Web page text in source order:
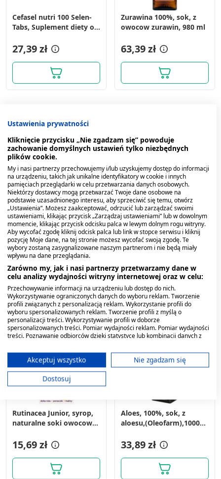
Cefasel nutri 100 Selen-
Tabs, Suplement diety o
selenu 5,7 g, tabletki, 20
szt.
27,39 zł
Zurawina 100%, sok, z
owocow zurawin, 980 ml
63,39 zł
Zurawina 100%, sok, z
owocow zurawin, 490 ml
34,09 zł
Aloes, 100%, sok, z
aloesu z miazsz,
(Oleofarm),1000 ml
35,09 zł
Rutinacea Junior, syrop,
naturalne soki owocowe,
15,69 zł
Aloes, 100%, sok, z
aloesu,(Oleofarm),1000
33,89 zł
Ustawienia prywatności
Kliknięcie przycisku „Nie zgadzam się” powoduje
zachowanie domyślnych ustawień tylko niezbędnych
plików cookie.
My i nasi partnerzy przechowujemy i/lub uzyskujemy dostęp do informacji
na urządzeniu, takich jak unikalne identyfikatory w cookie i innych
pamięciach przeglądarki w celu przetwarzania danych osobowych.
Niektórzy dostawcy mogą przetwarzać Twoje dane osobowe na
podstawie uzasadnionego interesu, aby sprzeciwić się temu, otwórz
„Ustawienia”. Możesz zaakceptować, odrzucić lub zarządzać swoimi
ustawieniami, klikając przycisk „Zarządzaj ustawieniami” lub w dowolnym
momencie, klikając przycisk odcisku palca w lewym dolnym rogu witryny.
Aby wycofać zgodę kliknij odcisk palca lub link w stopce serwisu i kliknij
pozycję Moje dane, na tej stronie możesz wycofać swoją zgodę. Te
wybory zostaną zasygnalizowane naszym partnerom i nie będą miały
wpływu na dane przeglądania.
Zarówno my, jak i nasi partnerzy przetwarzamy dane w
celu analizy wydajności witryny internetowej oraz w celu:
Przechowywanie informacji na urządzeniu lub dostęp do nich.
Wykorzystywanie ograniczonych danych do wyboru reklam. Tworzenie
profili związanych z personalizacją reklam. Wykorzystanie profili do
wyboru spersonalizowanych reklam. Tworzenie profili z myślą o
personalizacji treści. Wykorzystywanie profili w doborze
spersonalizowanych treści. Pomiar wydajności reklam. Pomiar wydajności
treści. Poznawanie odbiorców dzięki statystyce lub kombinacji danych z
ograniczonych danych do wyboru treści.
Dane mogą być udostępniane poza Unię Europejską i wysyłane do USA.
Twoja zgoda i polityka cookie dotyczą wyłącznie tej witryny/aplikacji.
Wyświetl listę partnerów (11 dostawców IAB)
Cele przetwarzania IAB:
Przechowywanie informacji na urządzeniu
Wykorzystywanie ograniczonych danych do
wyboru reklam
Akceptuj wszystko
Nie zgadzam się
Dostosuj